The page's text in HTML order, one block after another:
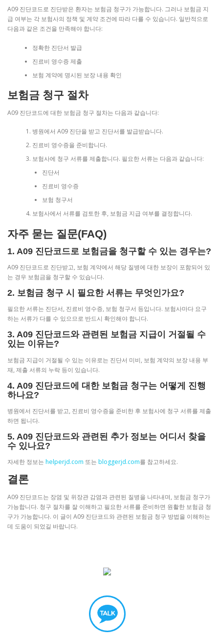
A09 진단코드로 진단받은 환자는 보험금 청구가 가능합니다. 그러나 보험금 지
급 여부는 각 보험사의 정책 및 계약 조건에 따라 다를 수 있습니다. 일반적으로
다음과 같은 조건을 만족해야 합니다:
정확한 진단서 발급
진료비 영수증 제출
보험 계약에 명시된 보장 내용 확인
보험금 청구 절차
A09 진단코드에 대한 보험금 청구 절차는 다음과 같습니다:
병원에서 A09 진단을 받고 진단서를 발급받습니다.
진료비 영수증을 준비합니다.
보험사에 청구 서류를 제출합니다. 필요한 서류는 다음과 같습니다:
진단서
진료비 영수증
보험 청구서
보험사에서 서류를 검토한 후, 보험금 지급 여부를 결정합니다.
자주 묻는 질문(FAQ)
1. A09 진단코드로 보험금을 청구할 수 있는 경우는?
A09 진단코드로 진단받고, 보험 계약에서 해당 질병에 대한 보장이 포함되어 있
는 경우 보험금을 청구할 수 있습니다.
2. 보험금 청구 시 필요한 서류는 무엇인가요?
필요한 서류는 진단서, 진료비 영수증, 보험 청구서 등입니다. 보험사마다 요구
하는 서류가 다를 수 있으므로 반드시 확인해야 합니다.
3. A09 진단코드와 관련된 보험금 지급이 거절될 수
있는 이유는?
보험금 지급이 거절될 수 있는 이유로는 진단서 미비, 보험 계약의 보장 내용 부
재, 제출 서류의 누락 등이 있습니다.
4. A09 진단코드에 대한 보험금 청구는 어떻게 진행
하나요?
병원에서 진단서를 받고, 진료비 영수증을 준비한 후 보험사에 청구 서류를 제출
하면 됩니다.
5. A09 진단코드와 관련된 추가 정보는 어디서 찾을
수 있나요?
자세한 정보는 helperjd.com 또는 bloggerjd.com를 참고하세요.
결론
A09 진단코드는 장염 및 위장관 감염과 관련된 질병을 나타내며, 보험금 청구가
가능합니다. 청구 절차를 잘 이해하고 필요한 서류를 준비하면 원활한 보험금 청
구가 가능합니다. 이 글이 A09 진단코드와 관련된 보험금 청구 방법을 이해하는
데 도움이 되었길 바랍니다.